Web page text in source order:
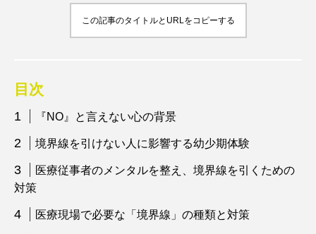
この記事のタイトルとURLをコピーする
目次
『NO』と言えない心の背景
境界線を引けない人に影響する幼少期体験
医療従事者のメンタルを整え、境界線を引くための
対策
医療現場で必要な「境界線」の種類と対策